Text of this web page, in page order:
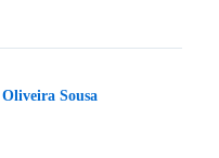
Sousa